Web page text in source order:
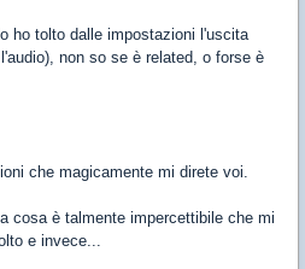
ho tolto dalle impostazioni l'uscita
non so se è related, o forse è
che magicamente mi direte voi.
cosa è talmente impercettibile che mi
e invece...